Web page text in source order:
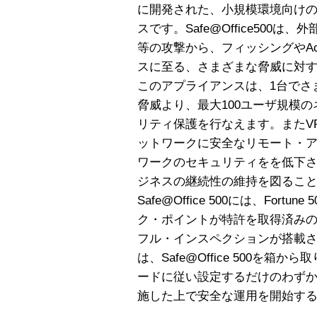
に開発された、小規模環境向け
スです。Safe@Office500は、外
等の攻撃から、フィッシングや
スに至る、さまざまな脅威に対
このアプライアンスは、1台で
脅威より、最大100ユーザ規模
リティ保護を行なえます。また
ットワークに安全なリモート・
ワークのセキュリティをを低下
ジネスの継続性の維持を図るこ
Safe@Office 500には、Fortune
ク・ポイントが特許を取得済み
フル・インスペクションが搭載
は、Safe@Office 500を箱から
ードに従い設定するだけのわず
施した上で安全な運用を開始す